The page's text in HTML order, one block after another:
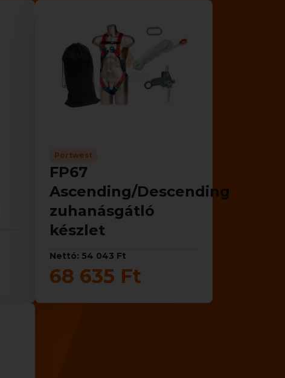
Portwest
FP67
Ascending/Descending
zuhanásgátló
készlet
Nettó: 54 043 Ft
68 635 Ft